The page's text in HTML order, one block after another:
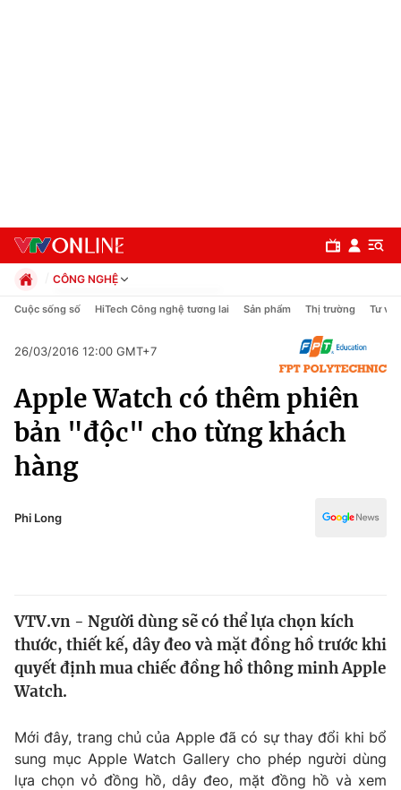
Chính trị
Xã hội
Pháp luật
Thế giới
Tin tức
Thế giới đó đây
Kinh tế
Thị trường
Góc doanh nghiệp
Truyền hình
CÔNG NGHỆ
Chính trị
Pháp luật
Thể thao
Truyền hình
Văn hóa - Giải trí
Y tế
Công nghệ
Cuộc sống số HiTech Công nghệ tương lai Sản phẩm Thị trường Tư vấn
26/03/2016 12:00 GMT+7
Apple Watch có thêm phiên
bản "độc" cho từng khách
hàng
Phi Long
VTV.vn - Người dùng sẽ có thể lựa chọn kích
thước, thiết kế, dây đeo và mặt đồng hồ trước khi
quyết định mua chiếc đồng hồ thông minh Apple
Watch.
Mới đây, trang chủ của Apple đã có sự thay đổi khi bổ
sung mục Apple Watch Gallery cho phép người dùng
lựa chọn vỏ đồng hồ, dây đeo, mặt đồng hồ và xem